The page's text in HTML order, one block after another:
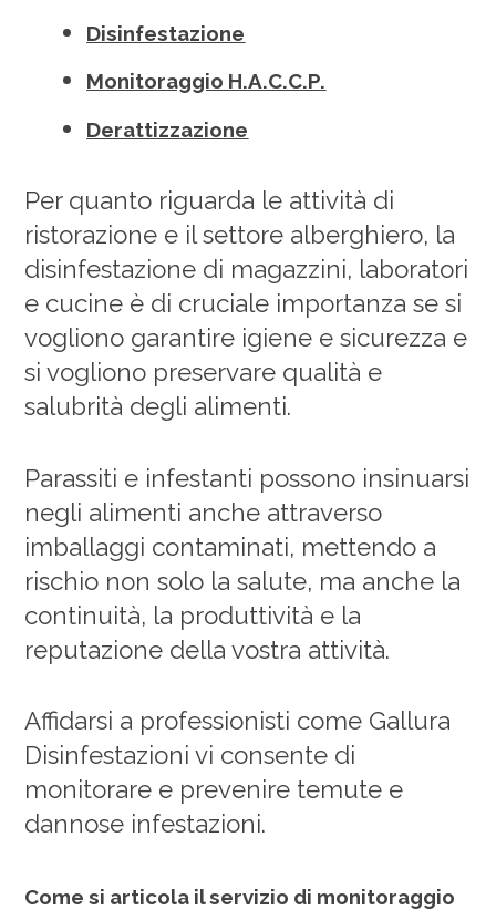
Disinfestazione
Monitoraggio H.A.C.C.P.
Derattizzazione
Per quanto riguarda le attività di
ristorazione e il settore alberghiero, la
disinfestazione di magazzini, laboratori
e cucine è di cruciale importanza se si
vogliono garantire igiene e sicurezza e
si vogliono preservare qualità e
salubrità degli alimenti.
Parassiti e infestanti possono insinuarsi
negli alimenti anche attraverso
imballaggi contaminati, mettendo a
rischio non solo la salute, ma anche la
continuità, la produttività e la
reputazione della vostra attività.
Affidarsi a professionisti come Gallura
Disinfestazioni vi consente di
monitorare e prevenire temute e
dannose infestazioni.
Come si articola il servizio di monitoraggio